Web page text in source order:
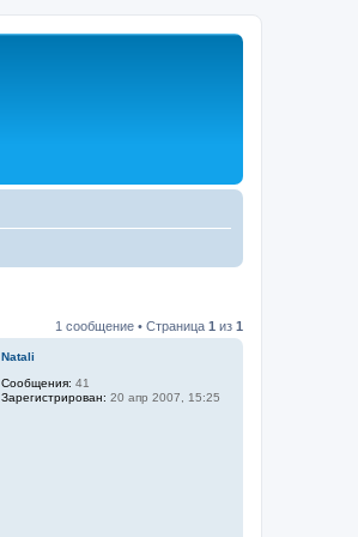
1 сообщение • Страница 1 из 1
Natali
Сообщения: 41
Зарегистрирован: 20 апр 2007, 15:25